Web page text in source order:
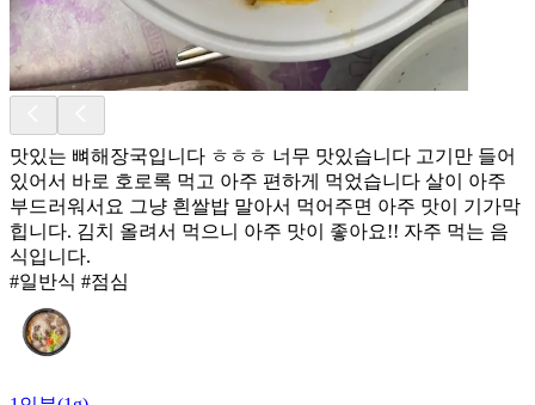
맛있는 뼈해장국입니다 ㅎㅎㅎ 너무 맛있습니다 고기만 들어
있어서 바로 호로록 먹고 아주 편하게 먹었습니다 살이 아주
부드러워서요 그냥 흰쌀밥 말아서 먹어주면 아주 맛이 기가막
힙니다. 김치 올려서 먹으니 아주 맛이 좋아요!! 자주 먹는 음
식입니다.
#일반식 #점심